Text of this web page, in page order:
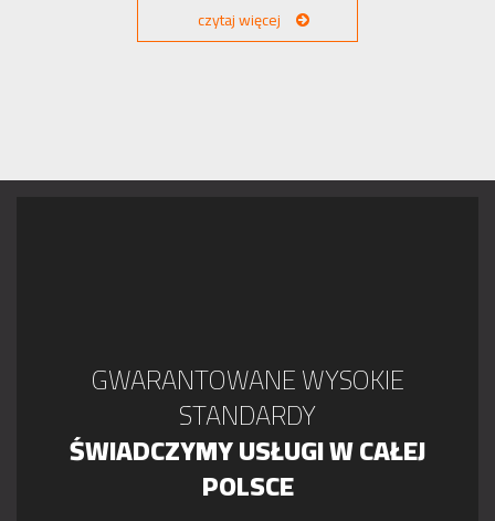
czytaj więcej
GWARANTOWANE WYSOKIE
STANDARDY
ŚWIADCZYMY USŁUGI W CAŁEJ
POLSCE